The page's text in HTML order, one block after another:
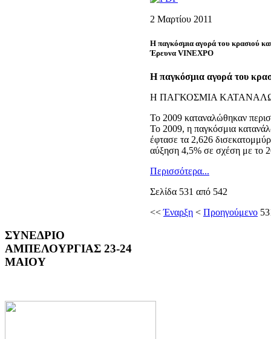
2 Μαρτίου 2011
Η παγκόσμια αγορά του κρασιού
Έρευνα VINEXPO
Η παγκόσμια αγορά του
Η ΠΑΓΚΟΣΜΙΑ
Το 2009 καταναλώθηκαν
Το 2009, η παγκόσμια
έφτασε τα 2,626
αύξηση 4,5% σε σχέση με το
Περισσότερα...
Σελίδα 531 από 542
<<Έναρξη < Προηγούμενο
ΣΥΝΕΔΡΙΟ
ΑΜΠΕΛΟΥΡΓΙΑΣ 23-24
ΜΑΙΟΥ